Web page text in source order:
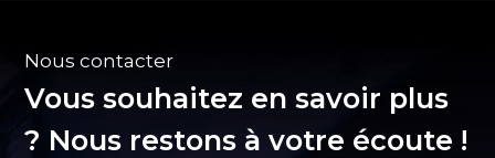
Nous contacter
Vous souhaitez en savoir plus
? Nous restons à votre écoute !